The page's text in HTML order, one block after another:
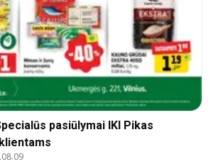
pasiūlymai IKI Pikas